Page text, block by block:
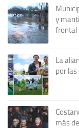
y
frontal
La
por
más